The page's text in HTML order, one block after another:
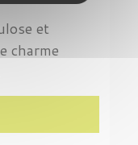
et
charme